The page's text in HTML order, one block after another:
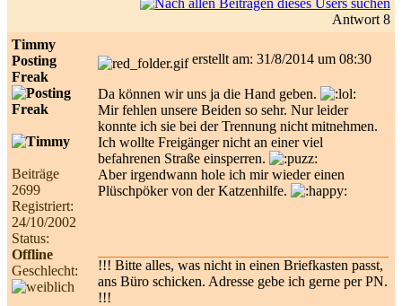
Antwort 8
Timmy
Posting
Freak
Beiträge
2699
Registriert:
24/10/2002
Status:
Offline
Geschlecht:
erstellt am: 31/8/2014 um 08:30
Da können wir uns ja die Hand geben.
Mir fehlen unsere Beiden so sehr. Nur leider
konnte ich sie bei der Trennung nicht mitnehmen.
Ich wollte Freigänger nicht an einer viel
befahrenen Straße einsperren.
Aber irgendwann hole ich mir wieder einen
Plüschpöker von der Katzenhilfe.
!!! Bitte alles, was nicht in einen Briefkasten passt,
ans Büro schicken. Adresse gebe ich gerne per PN.
!!!